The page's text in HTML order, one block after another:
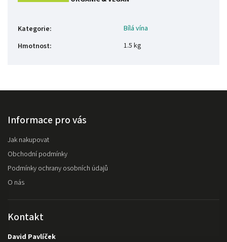
Kategorie:
Bílá vína
Hmotnost: 1.5 kg
Informace pro vás
Jak nakupovat
Obchodní podmínky
Podmínky ochrany osobních údajů
O nás
Kontakt
David Pavlíček